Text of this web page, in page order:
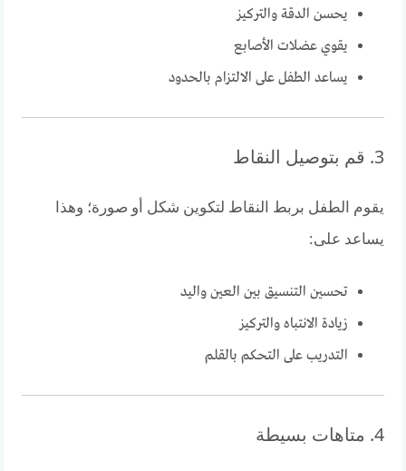
يحسن الدقة والتركيز
يقوي عضلات الأصابع
يساعد الطفل على الالتزام بالحدود
3. قم بتوصيل النقاط
يقوم الطفل بربط النقاط لتكوين شكل أو صورة؛ وهذا
يساعد على:
تحسين التنسيق بين العين واليد
زيادة الانتباه والتركيز
التدريب على التحكم بالقلم
4. متاهات بسيطة